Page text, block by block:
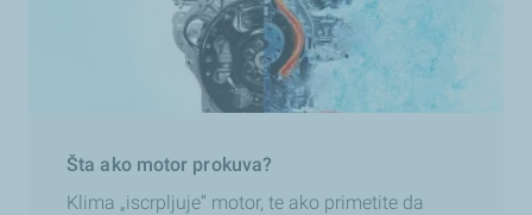
Šta ako motor prokuva?
Klima „iscrpljuje“ motor, te ako primetite da